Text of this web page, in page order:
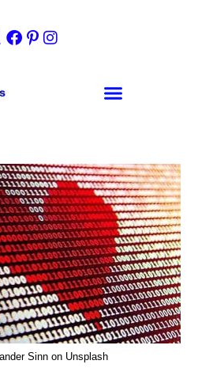
Sinn on Unsplash